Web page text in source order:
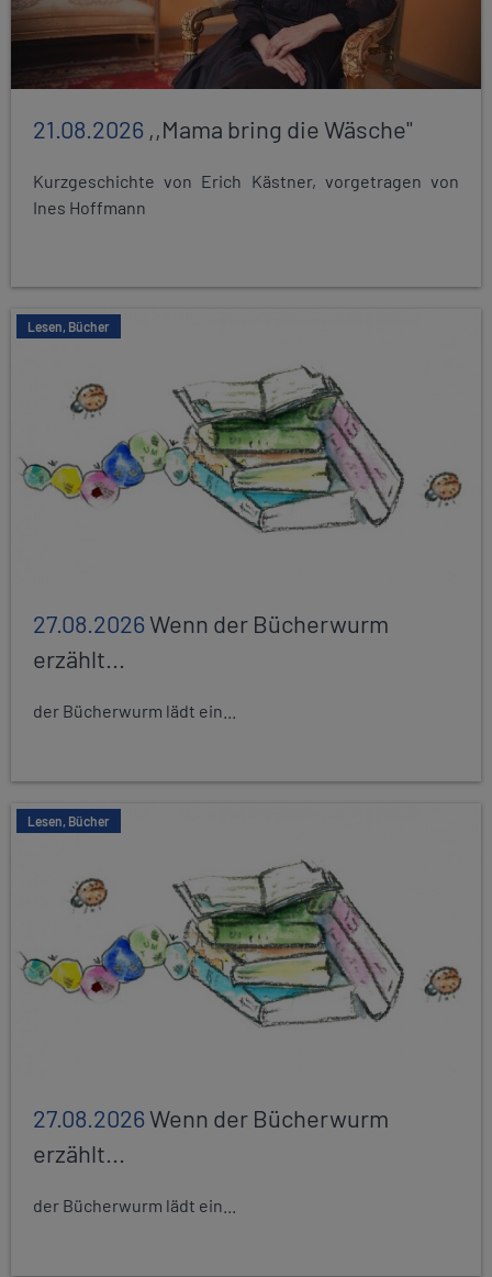
21.08.2026 ,,Mama bring die Wäsche"
Kurzgeschichte von Erich Kästner, vorgetragen von
Ines Hoffmann
Lesen, Bücher
27.08.2026Wenn der Bücherwurm
erzählt...
der Bücherwurm lädt ein...
Lesen, Bücher
27.08.2026Wenn der Bücherwurm
erzählt...
der Bücherwurm lädt ein...